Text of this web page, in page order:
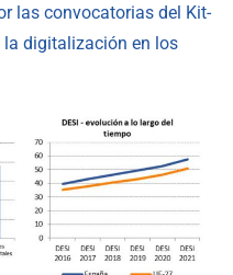
las convocatorias del Kit-
digitalización en los